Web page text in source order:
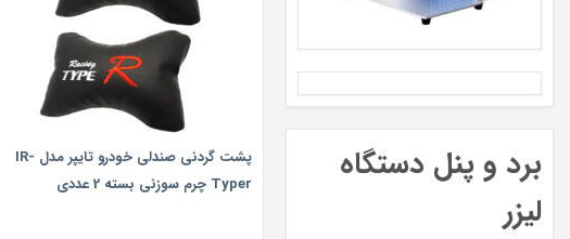
برد و پنل دستگاه
لیزر
پشت گردنی صندلی خودرو تایپر مدل IR-
Typer چرم سوزنی بسته 2 عددی